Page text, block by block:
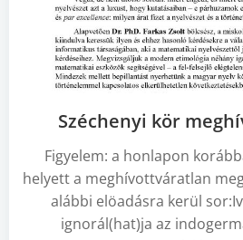
Széchenyi kör
Figyelem: a honlapon
helyett a meghívottváratlan
alábbi elöadásra kerül
ignorál(hat)ja az